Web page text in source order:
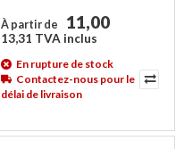
À partir de 11,00
13,31 TVA inclus
En rupture de stock
Contactez-nous pour le
délai de livraison